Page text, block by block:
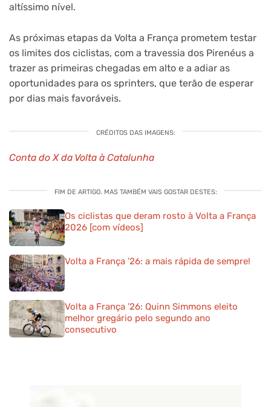
altíssimo nível.
As próximas etapas da Volta a França prometem testar
os limites dos ciclistas, com a travessia dos Pirenéus a
trazer as primeiras chegadas em alto e a adiar as
oportunidades para os sprinters, que terão de esperar
por dias mais favoráveis.
CRÉDITOS DAS IMAGENS:
Conta do X da Volta à Catalunha
FIM DE ARTIGO. MAS TAMBÉM VAIS GOSTAR DESTES:
Os ciclistas que deram rosto à Volta a França
2026 [com vídeos]
Volta a França ’26: a mais rápida de sempre!
Volta a França ’26: Quinn Simmons eleito
melhor gregário pelo segundo ano
consecutivo